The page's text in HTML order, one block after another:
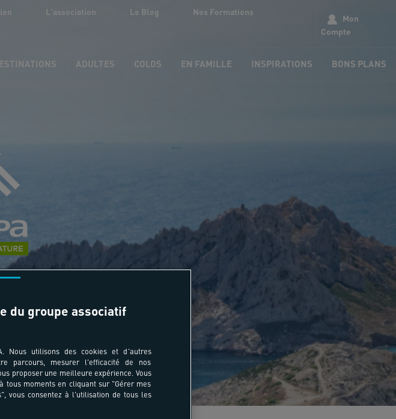
L'association Le Blog Nos Formations
Mon
Compte
ADULTES COLOS EN FAMILLE INSPIRATIONS BONS PLANS
du groupe associatif
Nous utilisons des cookies et d'autres
parcours, mesurer l'efficacité de nos
proposer une meilleure expérience. Vous
tous moments en cliquant sur "Gérer mes
vous consentez à l'utilisation de tous les